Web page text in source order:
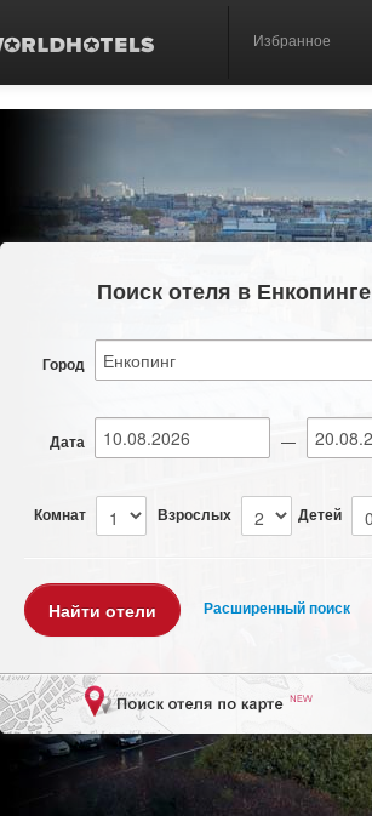
Избранное
Поиск отеля в Енкопинге
Город
Дата —
Комнат Взрослых Детей
Расширенный поиск